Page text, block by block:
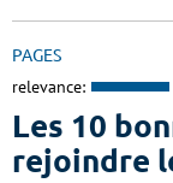
PAGES
relevance:
Les 10
rejoindre